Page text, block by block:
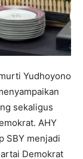
Yudhoyono
sekaligus
AHY
SBY menjadi
Demokrat